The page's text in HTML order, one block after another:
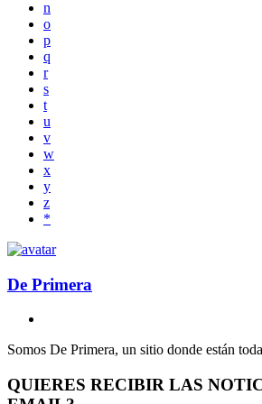
n
o
p
q
r
s
t
u
v
w
x
y
z
*
De Primera
Somos De Primera, un sitio donde están
QUIERES RECIBIR LAS